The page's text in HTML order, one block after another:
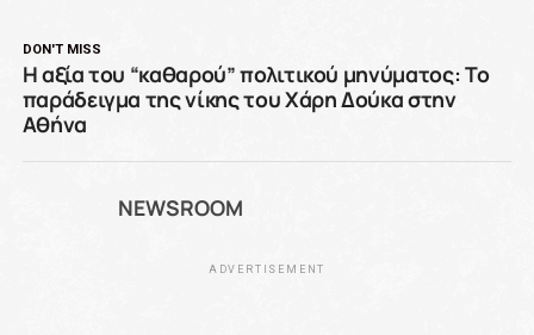
DON'T MISS
Η αξία του “καθαρού” πολιτικού μηνύματος: Το
παράδειγμα της νίκης του Χάρη Δούκα στην
Αθήνα
NEWSROOM
ADVERTISEMENT